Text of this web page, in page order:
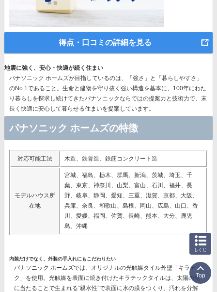
得点・口コミの詳細を見る
地震に強く、安心・快適が続く住まい
パナソニック ホームズが目指しているのは、「強さ」と「暮らしやすさ」
のNo.1であること。生命と建物を守り抜く強い構造を基本に、 100年にわた
り暮らしを探求し続けてきたパナソニックならではの提案力と技術力で、末
長く快適に安心して暮らせる住まいを提案しています。
パナソニック ホームズの特徴
対応可能工法 木造、鉄骨造、鉄筋コンクリート造
モデルハウス所
在地
宮城、福島、栃木、群馬、新潟、茨城、埼玉、千
葉、東京、神奈川、山梨、富山、石川、福井、長
野、岐阜、静岡、愛知、三重、滋賀、京都、大阪、
兵庫、奈良、和歌山、島根、岡山、広島、山口、香
川、愛媛、福岡、佐賀、長崎、熊本、大分、鹿児
島、沖縄
内装だけでなく、外装の手入れにもこだわりたい
パナソニック ホームズでは、オリジナルの光触媒タイル外壁「キラテッ
ク」 を使用。光触媒を表面に焼き付けたキラテックタイルは、太陽の光
に当たることで生まれる“親水性”で表面に水の膜をつくり、汚れを分解
もくじ
Top